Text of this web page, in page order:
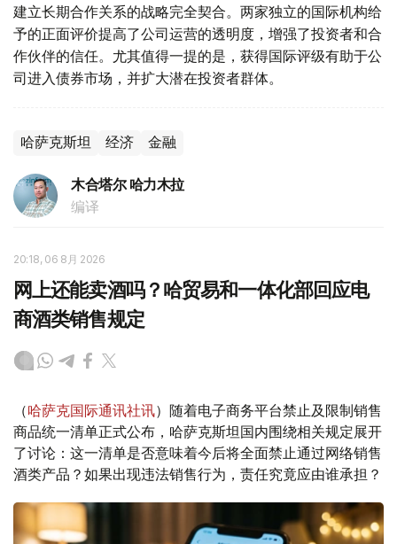
建立长期合作关系的战略完全契合。两家独立的国际机构给
予的正面评价提高了公司运营的透明度，增强了投资者和合
作伙伴的信任。尤其值得一提的是，获得国际评级有助于公
司进入债券市场，并扩大潜在投资者群体。
哈萨克斯坦 经济 金融
木合塔尔 哈力木拉
编译
20:18, 06 8月 2026
网上还能卖酒吗？哈贸易和一体化部回应电
商酒类销售规定
（哈萨克国际通讯社讯）随着电子商务平台禁止及限制销售
商品统一清单正式公布，哈萨克斯坦国内围绕相关规定展开
了讨论：这一清单是否意味着今后将全面禁止通过网络销售
酒类产品？如果出现违法销售行为，责任究竟应由谁承担？